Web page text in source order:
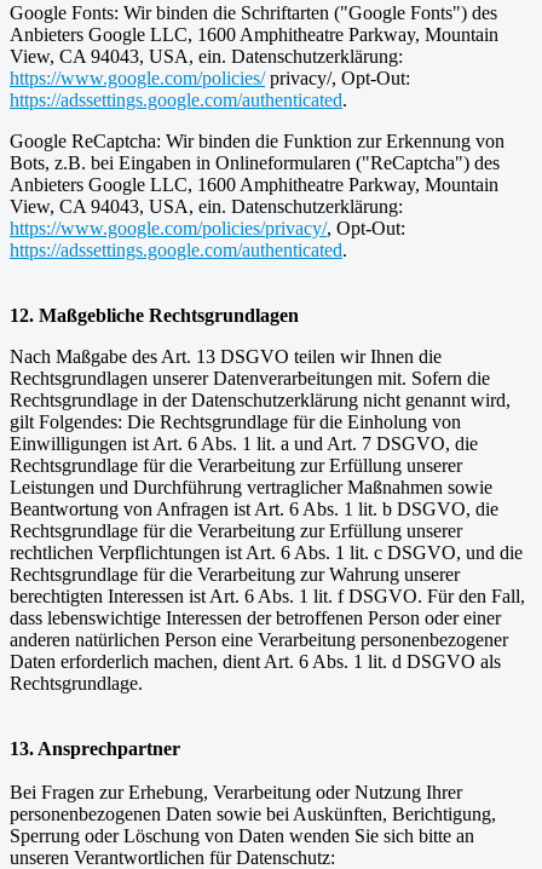
Google Fonts: Wir binden die Schriftarten ("Google Fonts") des
Anbieters Google LLC, 1600 Amphitheatre Parkway, Mountain
View, CA 94043, USA, ein. Datenschutzerklärung:
https://www.google.com/policies/privacy/, Opt-Out:
https://adssettings.google.com/authenticated.
Google ReCaptcha: Wir binden die Funktion zur Erkennung von
Bots, z.B. bei Eingaben in Onlineformularen ("ReCaptcha") des
Anbieters Google LLC, 1600 Amphitheatre Parkway, Mountain
View, CA 94043, USA, ein. Datenschutzerklärung:
https://www.google.com/policies/privacy/, Opt-Out:
https://adssettings.google.com/authenticated.
12. Maßgebliche Rechtsgrundlagen
Nach Maßgabe des Art. 13 DSGVO teilen wir Ihnen die
Rechtsgrundlagen unserer Datenverarbeitungen mit. Sofern die
Rechtsgrundlage in der Datenschutzerklärung nicht genannt wird,
gilt Folgendes: Die Rechtsgrundlage für die Einholung von
Einwilligungen ist Art. 6 Abs. 1 lit. a und Art. 7 DSGVO, die
Rechtsgrundlage für die Verarbeitung zur Erfüllung unserer
Leistungen und Durchführung vertraglicher Maßnahmen sowie
Beantwortung von Anfragen ist Art. 6 Abs. 1 lit. b DSGVO, die
Rechtsgrundlage für die Verarbeitung zur Erfüllung unserer
rechtlichen Verpflichtungen ist Art. 6 Abs. 1 lit. c DSGVO, und die
Rechtsgrundlage für die Verarbeitung zur Wahrung unserer
berechtigten Interessen ist Art. 6 Abs. 1 lit. f DSGVO. Für den Fall,
dass lebenswichtige Interessen der betroffenen Person oder einer
anderen natürlichen Person eine Verarbeitung personenbezogener
Daten erforderlich machen, dient Art. 6 Abs. 1 lit. d DSGVO als
Rechtsgrundlage.
13. Ansprechpartner
Bei Fragen zur Erhebung, Verarbeitung oder Nutzung Ihrer
personenbezogenen Daten sowie bei Auskünften, Berichtigung,
Sperrung oder Löschung von Daten wenden Sie sich bitte an
unseren Verantwortlichen für Datenschutz: